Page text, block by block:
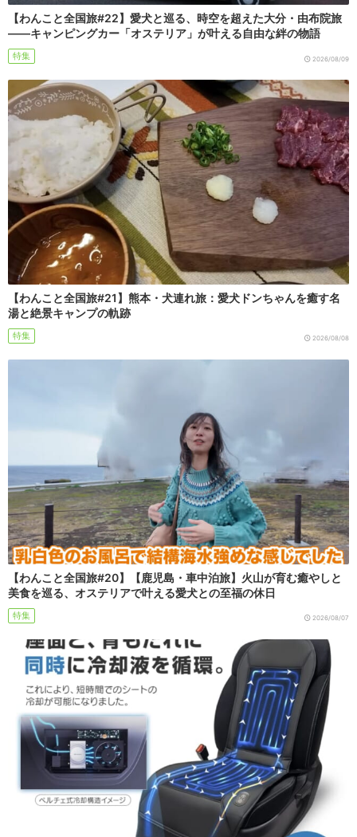
【わんこと全国旅#22】愛犬と巡る、時空を超えた大分・由布院旅
――キャンピングカー「オステリア」が叶える自由な絆の物語
特集 2026/08/09
【わんこと全国旅#21】熊本・犬連れ旅：愛犬ドンちゃんを癒す名
湯と絶景キャンプの軌跡
特集 2026/08/08
【わんこと全国旅#20】【鹿児島・車中泊旅】火山が育む癒やしと
美食を巡る、オステリアで叶える愛犬との至福の休日
特集 2026/08/07